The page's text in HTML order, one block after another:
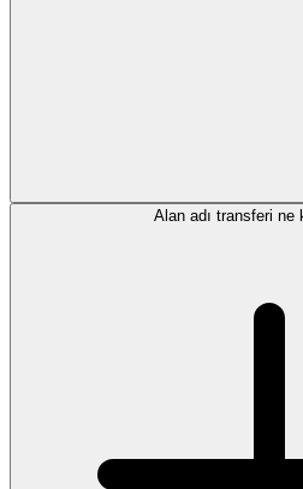
Alan adı transferi ne